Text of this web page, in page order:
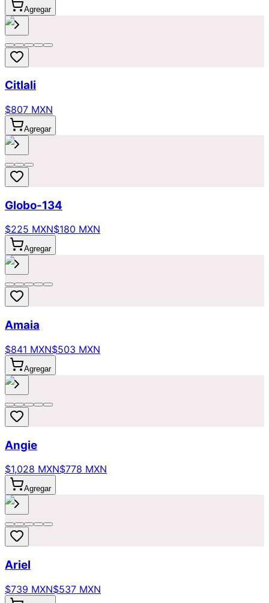
Agregar
Citlali
$807 MXN
Agregar
Globo-134
$225 MXN$180 MXN
Agregar
Amaia
$841 MXN$503 MXN
Agregar
Angie
$1,028 MXN$778 MXN
Agregar
Ariel
$739 MXN$537 MXN